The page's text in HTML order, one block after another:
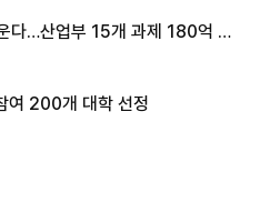
다…산업부 15개 과제 180억 지
여 200개 대학 선정